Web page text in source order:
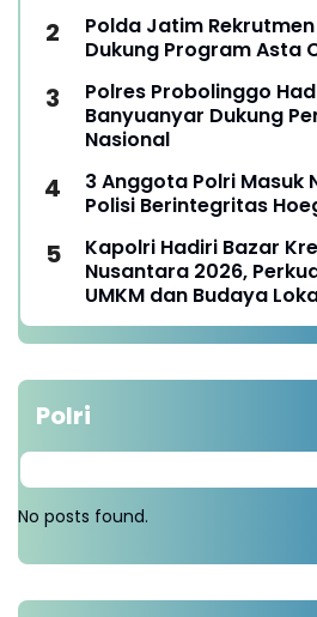
Polda Jatim
Dukung Program Asta
Polres Probolinggo
Banyuanyar Dukung
Nasional
3 Anggota Polri Masuk
Polisi Berintegritas
Kapolri Hadiri Bazar
Nusantara 2026,
UMKM dan Budaya
Polri
No posts found.